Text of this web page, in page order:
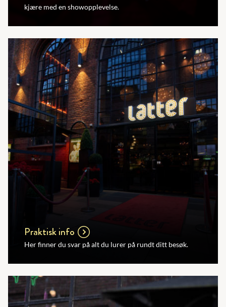
kjære med en showopplevelse.
Praktisk info
Her finner du svar på alt du lurer på rundt ditt besøk.